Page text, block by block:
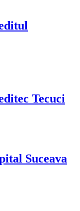
Tecuci
Suceava